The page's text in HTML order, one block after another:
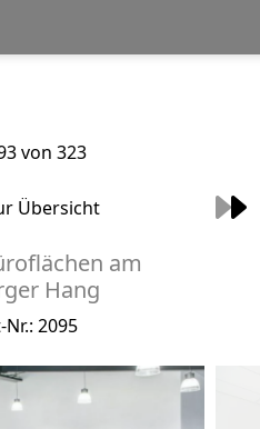
von 323
Übersicht
am
Hang
2095